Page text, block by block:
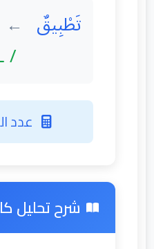
تَطْبِيقٌ ←
/
عدد
شرح تحليل